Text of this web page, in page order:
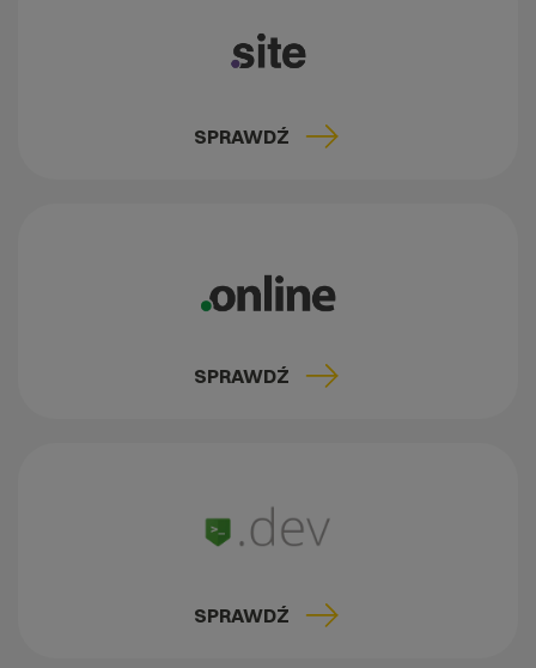
SPRAWDŹ
SPRAWDŹ
SPRAWDŹ